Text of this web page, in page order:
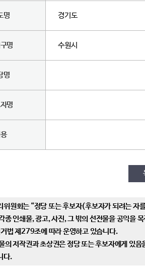
명 경기도
명 수원시
명
명
원회는 “정당 또는 후보자(후보자가 되려는 자
종 인쇄물, 광고, 사진, 그 밖의 선전물을 공익을
법 제279조에 따라 운영하고 있습니다.
의 저작권과 초상권은 정당 또는 후보자에게 있
다.